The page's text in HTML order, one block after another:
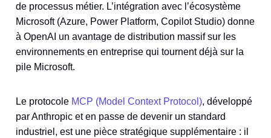
de processus métier. L’intégration avec l’écosystème
Microsoft (Azure, Power Platform, Copilot Studio) donne
à OpenAI un avantage de distribution massif sur les
environnements en entreprise qui tournent déjà sur la
pile Microsoft.
Le protocole MCP (Model Context Protocol), développé
par Anthropic et en passe de devenir un standard
industriel, est une pièce stratégique supplémentaire : il